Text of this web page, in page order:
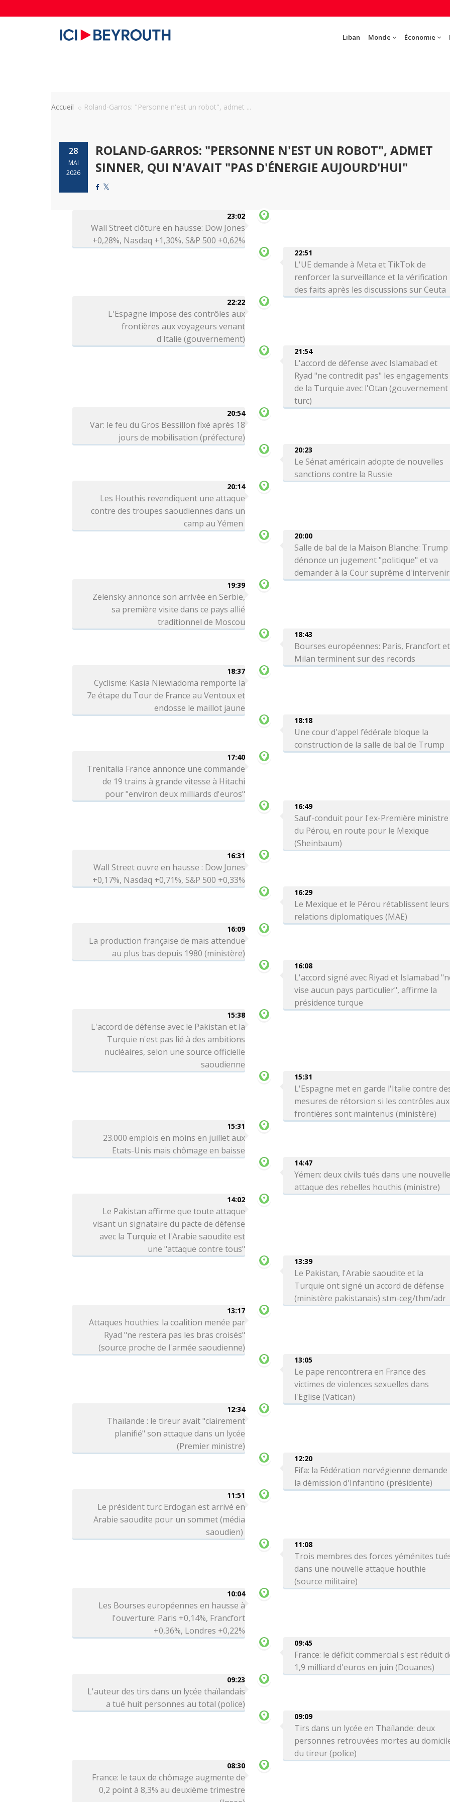
Liban Monde Économie
Accueil Roland-Garros: "Personne n'est un robot", admet ...
28
MAI
2026
ROLAND-GARROS: "PERSONNE N'EST UN ROBOT", ADMET
SINNER, QUI N'AVAIT "PAS D'ÉNERGIE AUJOURD'HUI"
23:02
Wall Street clôture en hausse: Dow Jones
+0,28%, Nasdaq +1,30%, S&P 500 +0,62%
22:51
L'UE demande à Meta et TikTok de
renforcer la surveillance et la vérification
des faits après les discussions sur Ceuta
22:22
L'Espagne impose des contrôles aux
frontières aux voyageurs venant
d'Italie (gouvernement)
21:54
L'accord de défense avec Islamabad et
Ryad "ne contredit pas" les engagements
de la Turquie avec l'Otan (gouvernement
turc)
20:54
Var: le feu du Gros Bessillon fixé après 18
jours de mobilisation (préfecture)
20:23
Le Sénat américain adopte de nouvelles
sanctions contre la Russie
20:14
Les Houthis revendiquent une attaque
contre des troupes saoudiennes dans un
camp au Yémen
20:00
Salle de bal de la Maison Blanche: Trump
dénonce un jugement "politique" et va
demander à la Cour suprême d'intervenir
19:39
Zelensky annonce son arrivée en Serbie,
sa première visite dans ce pays allié
traditionnel de Moscou
18:43
Bourses européennes: Paris, Francfort et
Milan terminent sur des records
18:37
Cyclisme: Kasia Niewiadoma remporte la
7e étape du Tour de France au Ventoux et
endosse le maillot jaune
18:18
Une cour d'appel fédérale bloque la
construction de la salle de bal de Trump
17:40
Trenitalia France annonce une commande
de 19 trains à grande vitesse à Hitachi
pour "environ deux milliards d'euros"
16:49
Sauf-conduit pour l'ex-Première ministre
du Pérou, en route pour le Mexique
(Sheinbaum)
16:31
Wall Street ouvre en hausse : Dow Jones
+0,17%, Nasdaq +0,71%, S&P 500 +0,33%
16:29
Le Mexique et le Pérou rétablissent leurs
relations diplomatiques (MAE)
16:09
La production française de maïs attendue
au plus bas depuis 1980 (ministère)
16:08
L'accord signé avec Riyad et Islamabad
vise aucun pays particulier", affirme la
présidence turque
15:38
L'accord de défense avec le Pakistan et la
Turquie n'est pas lié à des ambitions
nucléaires, selon une source officielle
saoudienne
15:31
L'Espagne met en garde l'Italie contre
mesures de rétorsion si les contrôles aux
frontières sont maintenus (ministère)
15:31
23.000 emplois en moins en juillet aux
Etats-Unis mais chômage en baisse
14:47
Yémen: deux civils tués dans une
attaque des rebelles houthis (ministre)
14:02
Le Pakistan affirme que toute attaque
visant un signataire du pacte de défense
avec la Turquie et l'Arabie saoudite est
une "attaque contre tous"
13:39
Le Pakistan, l'Arabie saoudite et la
Turquie ont signé un accord de défense
(ministère pakistanais) stm-ceg/thm/adr
13:17
Attaques houthies: la coalition menée par
Ryad "ne restera pas les bras croisés"
(source proche de l'armée saoudienne)
13:05
Le pape rencontrera en France des
victimes de violences sexuelles dans
l'Eglise (Vatican)
12:34
Thaïlande : le tireur avait "clairement
planifié" son attaque dans un lycée
(Premier ministre)
12:20
Fifa: la Fédération norvégienne demande
la démission d'Infantino (présidente)
11:51
Le président turc Erdogan est arrivé en
Arabie saoudite pour un sommet (média
saoudien)
11:08
Trois membres des forces yéménites
dans une nouvelle attaque houthie
(source militaire)
10:04
Les Bourses européennes en hausse à
l'ouverture: Paris +0,14%, Francfort
+0,36%, Londres +0,22%
09:45
France: le déficit commercial s'est réduit
1,9 milliard d'euros en juin (Douanes)
09:23
L'auteur des tirs dans un lycée thaïlandais
a tué huit personnes au total (police)
09:09
Tirs dans un lycée en Thaïlande: deux
personnes retrouvées mortes au
du tireur (police)
08:30
France: le taux de chômage augmente de
0,2 point à 8,3% au deuxième trimestre